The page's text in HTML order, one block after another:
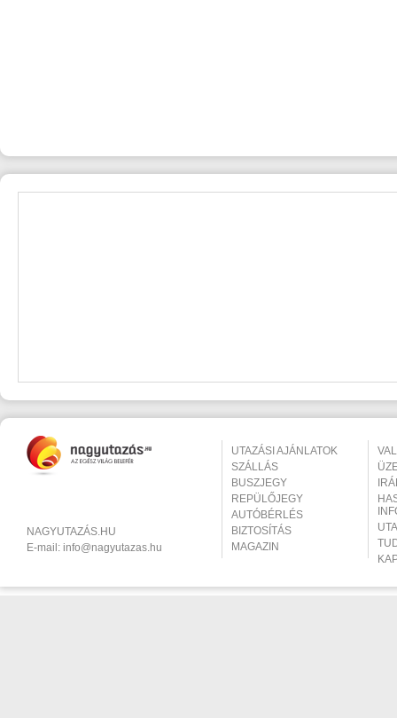
NAGYUTAZÁS.HU
E-mail: info@nagyutazas.hu
UTAZÁSI AJÁNLATOK
SZÁLLÁS
BUSZJEGY
REPÜLŐJEGY
AUTÓBÉRLÉS
BIZTOSÍTÁS
MAGAZIN